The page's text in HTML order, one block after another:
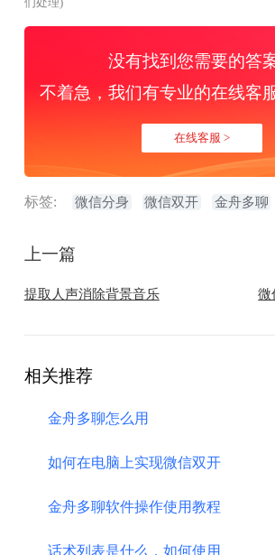
没有找到您需要的答
不着急，我们有专业的在线客
在线客服 >
标签: 微信分身 微信双开 金舟多聊
上一篇
​提取人声消除背景音乐 微
相关推荐
金舟多聊怎么用
如何在电脑上实现微信双开
金舟多聊软件操作使用教程
话术列表是什么，如何使用